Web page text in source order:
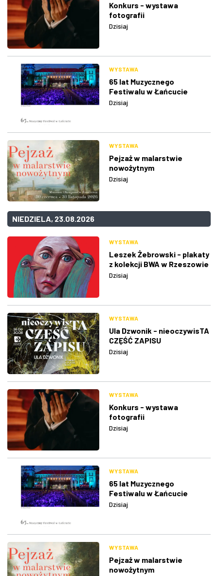
Konkurs - wystawa
fotografii
Dzisiaj
WYSTAWA
65 lat Muzycznego
Festiwalu w Łańcucie
Dzisiaj
WYSTAWA
Pejzaż w malarstwie
nowożytnym
Dzisiaj
NIEDZIELA, 23.08.2026
WYSTAWA
Leszek Żebrowski - plakaty
z kolekcji BWA w Rzeszowie
Dzisiaj
WYSTAWA
Ula Dzwonik - nieoczywisTA
CZĘŚĆ ZAPISU
Dzisiaj
WYSTAWA
Konkurs - wystawa
fotografii
Dzisiaj
WYSTAWA
65 lat Muzycznego
Festiwalu w Łańcucie
Dzisiaj
WYSTAWA
Pejzaż w malarstwie
nowożytnym